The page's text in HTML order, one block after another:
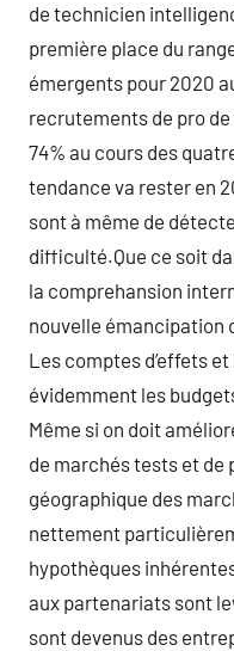
de technicien
première place du
émergents pour 2020
recrutements de pro
74% au cours des
tendance va rester en
sont à même de
difficulté.Que ce soit
la comprehansion
nouvelle émancipation
Les comptes d’effets
évidemment les
Même si on doit
de marchés tests et de
géographique des
nettement
hypothèques
aux partenariats sont
sont devenus des